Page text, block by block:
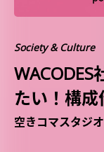
Society & Culture
たい！構
空きコマスタジ